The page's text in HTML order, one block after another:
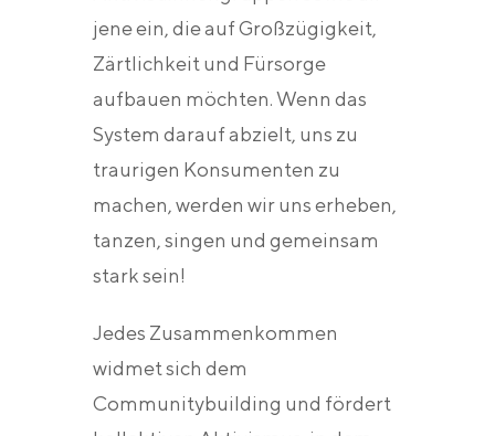
jene ein, die auf Großzügigkeit,
Zärtlichkeit und Fürsorge
aufbauen möchten. Wenn das
System darauf abzielt, uns zu
traurigen Konsumenten zu
machen, werden wir uns erheben,
tanzen, singen und gemeinsam
stark sein!
Jedes Zusammenkommen
widmet sich dem
Communitybuilding und fördert